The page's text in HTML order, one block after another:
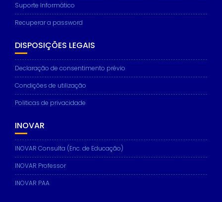
Suporte Informático
Recuperar a password
DISPOSIÇÕES LEGAIS
Declaração de consentimento prévio
Condições de utilização
Politicas de privacidade
INOVAR
INOVAR Consulta (Enc. de Educação)
INOVAR Professor
INOVAR PAA